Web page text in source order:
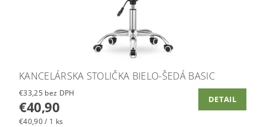
KANCELÁRSKA STOLIČKA BIELO-ŠEDÁ BASIC
€33,25 bez DPH
€40,90
€40,90 / 1 ks
DETAIL